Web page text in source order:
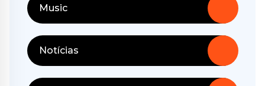
Music
Notícias